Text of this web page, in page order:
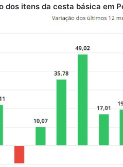
dos itens da cesta básica em